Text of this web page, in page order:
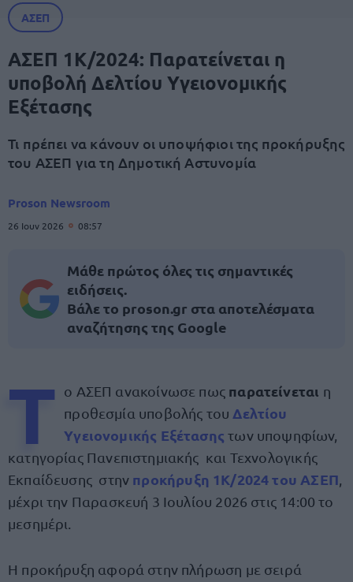
ΑΣΕΠ
ΑΣΕΠ 1Κ/2024: Παρατείνεται η
υποβολή Δελτίου Υγειονομικής
Εξέτασης
Τι πρέπει να κάνουν οι υποψήφιοι της προκήρυξης
του ΑΣΕΠ για τη Δημοτική Αστυνομία
Proson Newsroom
26 Ιουν 2026 08:57
Μάθε πρώτος όλες τις σημαντικές
ειδήσεις.
Βάλε το proson.gr στα αποτελέσματα
αναζήτησης της Google
Τ ο ΑΣΕΠ ανακοίνωσε πως παρατείνεται η
προθεσμία υποβολής του Δελτίου
Υγειονομικής Εξέτασης των υποψηφίων,
κατηγορίας Πανεπιστημιακής και Τεχνολογικής
Εκπαίδευσης στην προκήρυξη 1Κ/2024 του ΑΣΕΠ
μέχρι την Παρασκευή 3 Ιουλίου 2026 στις 14:00 το
μεσημέρι.
Η προκήρυξη αφορά στην πλήρωση με σειρά